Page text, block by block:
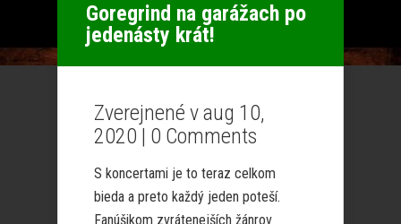
Goregrind na garážach po
jedenásty krát!
Zverejnené v aug 10,
2020 | 0 Comments
S koncertami je to teraz celkom
bieda a preto každý jeden poteší.
Fanúšikom zvrátenejších žánrov